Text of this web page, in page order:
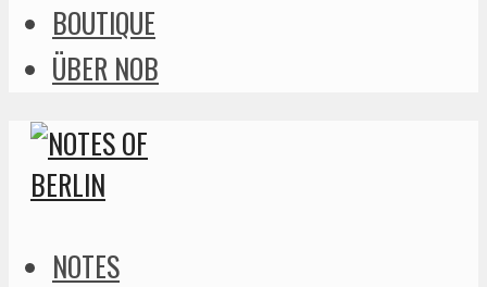
BOUTIQUE
ÜBER NOB
NOTES